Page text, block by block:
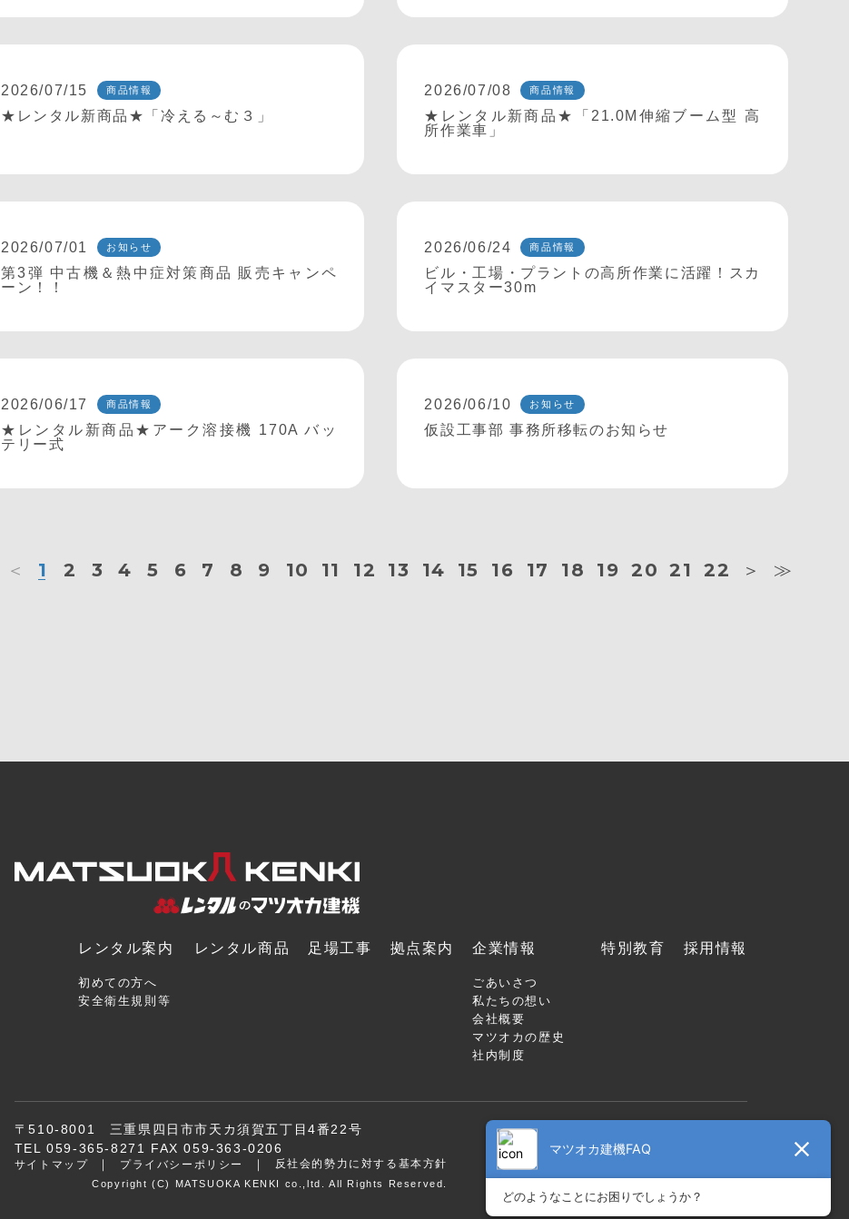
2026/07/15 商品情報
★レンタル新商品★「冷える～む３」
2026/07/08 商品情報
★レンタル新商品★「21.0M伸縮ブーム型 高
所作業車」
2026/07/01 お知らせ
第3弾 中古機＆熱中症対策商品 販売キャンペ
ーン！！
2026/06/24 商品情報
ビル・工場・プラントの高所作業に活躍！スカ
イマスター30m
2026/06/17 商品情報
★レンタル新商品★アーク溶接機 170A バッ
テリー式
2026/06/10 お知らせ
仮設工事部 事務所移転のお知らせ
＜ 1 2 3 4 5 6 7 8 9 10 11 12 13 14 15 16 17 18 19 20 21 22 ＞ ≫
レンタル案内
初めての方へ
安全衛生規則等
レンタル商品 足場工事 拠点案内 企業情報
ごあいさつ
私たちの想い
会社概要
マツオカの歴史
社内制度
特別教育 採用情報
〒510-8001 三重県四日市市天カ須賀五丁目4番22号
TEL 059-365-8271 FAX 059-363-0206
サイトマップ プライバシーポリシー 反社会的勢力に対する基本方針
Copyright (C) MATSUOKA KENKI co.,ltd. All Rights Reserved.